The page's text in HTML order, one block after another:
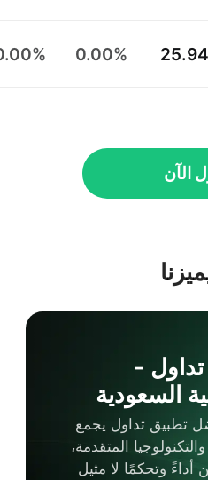
25.94
0.00%
الآن
-
السعودية
تطبيق تداول يجمع
المتقدمة،
أداءً وتحكمًا لا مثيل